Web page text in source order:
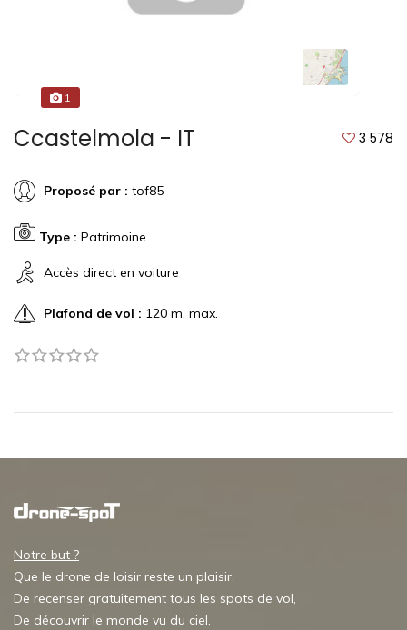
1
Ccastelmola - IT 3 578
Proposé par : tof85
Type : Patrimoine
Accès direct en voiture
Plafond de vol : 120 m. max.
Notre but ?
Que le drone de loisir reste un plaisir,
De recenser gratuitement tous les spots de vol,
De découvrir le monde vu du ciel,